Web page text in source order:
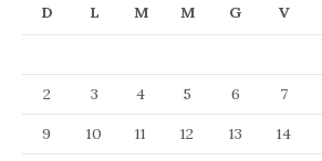
D L M M G V
2
3 4 5 6 7
9
10 11 12 13 14